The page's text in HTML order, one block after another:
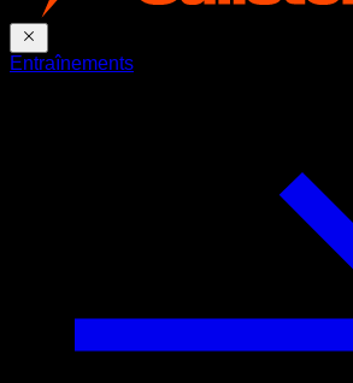
Entraînements